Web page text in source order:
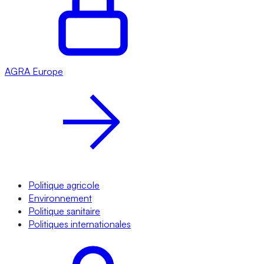
AGRA Europe
Politique agricole
Environnement
Politique sanitaire
Politiques internationales